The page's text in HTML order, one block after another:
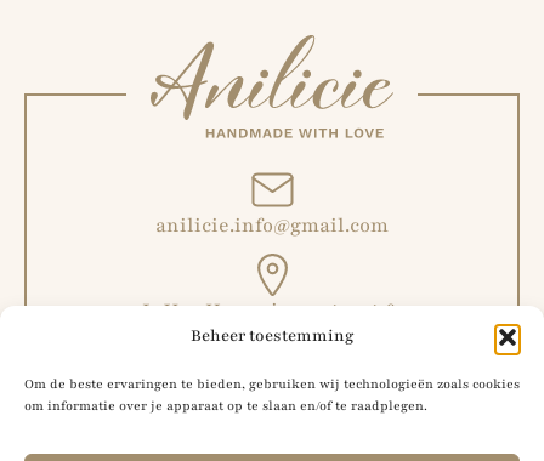
Beheer toestemming
Om de beste ervaringen te bieden, gebruiken wij technologieën zoals cookies
om informatie over je apparaat op te slaan en/of te raadplegen.
anilicie.info@gmail.com
L. Van Hoeymissenstraat 6,
Malderen, België